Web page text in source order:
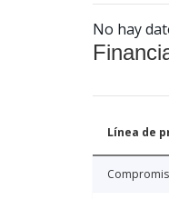
No hay
Línea de